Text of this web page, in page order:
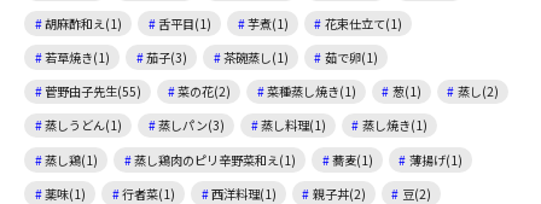
胡麻酢和え(1)
舌平目(1) 芋煮(1)
花束仕立て(1)
若草焼き(1)
茄子(3) 茶碗蒸し(1)
茹で卵(1)
菅野由子先生(55)
菜の花(2) 菜種蒸し焼き(1) 葱(1)
蒸し(2)
蒸しうどん(1)
蒸しパン(3) 蒸し料理(1)
蒸し焼き(1)
蒸し鶏(1)
蒸し鶏肉のピリ辛野菜和え(1) 蕎麦(1)
薄揚げ(1)
薬味(1)
行者菜(1) 西洋料理(1) 親子丼(2)
豆(2)